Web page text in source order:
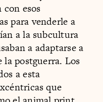
esos
para venderle a
a la subcultura
a adaptarse a
la postguerra. Los
a esta
que